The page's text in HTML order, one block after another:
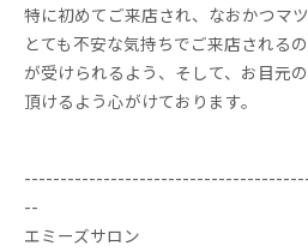
特に初めてご来店され、なおかつマ
とても不安な気持ちでご来店される
が受けられるよう、そして、お目元
頂けるよう心がけております。
--
エミーズサロン